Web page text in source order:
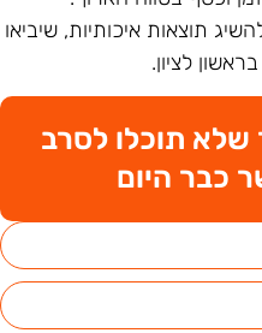
תוצאות איכותיות, שיביאו
לציון.
תוכלו לסרב
כבר היום